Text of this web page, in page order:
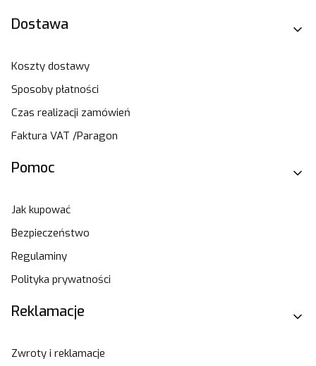
Dostawa
Koszty dostawy
Sposoby płatności
Czas realizacji zamówień
Faktura VAT /Paragon
Pomoc
Jak kupować
Bezpieczeństwo
Regulaminy
Polityka prywatności
Reklamacje
Zwroty i reklamacje